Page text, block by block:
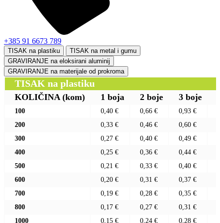
+385 91 6673 789
TISAK na plastiku
TISAK na metal i gumu
GRAVIRANJE na eloksirani aluminij
GRAVIRANJE na materijale od prokroma
TISAK na plastiku
KOLIČINA (kom) 1 boja 2 boje 3 boje
100 0,40 € 0,66 € 0,93 €
200
0,33 € 0,46 € 0,60 €
300
0,27 € 0,40 € 0,49 €
400
0,25 € 0,36 € 0,44 €
500
0,21 € 0,33 € 0,40 €
600
0,20 € 0,31 € 0,37 €
700
0,19 € 0,28 € 0,35 €
800
0,17 € 0,27 € 0,31 €
1000
0,15 € 0,24 € 0,28 €